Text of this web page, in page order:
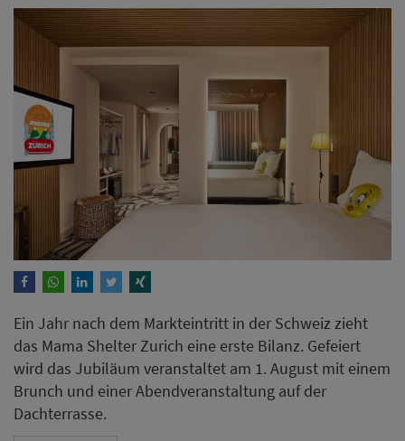
Ein Jahr nach dem Markteintritt in der Schweiz zieht
das Mama Shelter Zurich eine erste Bilanz. Gefeiert
wird das Jubiläum veranstaltet am 1. August mit einem
Brunch und einer Abendveranstaltung auf der
Dachterrasse.